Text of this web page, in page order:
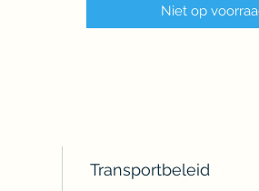
Niet op
Transportbeleid